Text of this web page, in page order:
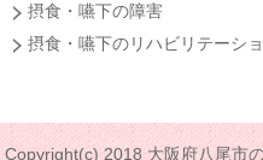
摂食・嚥下の障害
摂食・嚥下のリハビリテーシ
Copyright(c) 2018 大阪府八尾市